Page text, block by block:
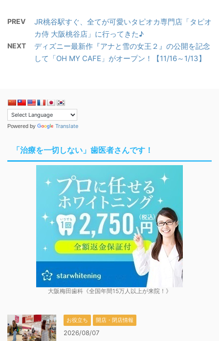
PREV
JR桃谷駅すぐ、全てが可愛いタピオカ専門店「タピオ
カ侍 大阪桃谷店」に行ってきた♪
NEXT
ディズニー最新作『アナと雪の女王２』の公開を記念
して「OH MY CAFE」がオープン！【11/16～1/13】
Powered by Translate
「治療を一切しない」歯医者さんです！
大阪梅田歯科《全国年間15万人以上が来院！》
お役立ち 開店・閉店情報
2026/08/07